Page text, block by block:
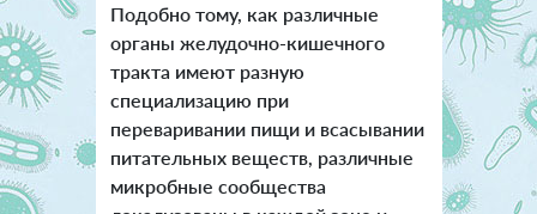
Подобно тому, как различные
органы желудочно-кишечного
тракта имеют разную
специализацию при
переваривании пищи и всасывании
питательных веществ, различные
микробные сообщества